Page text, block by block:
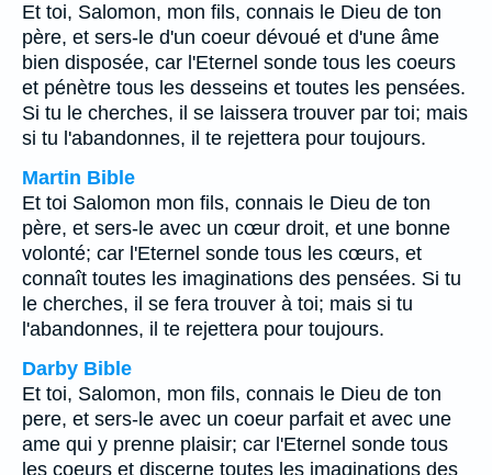
Et toi, Salomon, mon fils, connais le Dieu de ton
père, et sers-le d'un coeur dévoué et d'une âme
bien disposée, car l'Eternel sonde tous les coeurs
et pénètre tous les desseins et toutes les pensées.
Si tu le cherches, il se laissera trouver par toi; mais
si tu l'abandonnes, il te rejettera pour toujours.
Martin Bible
Et toi Salomon mon fils, connais le Dieu de ton
père, et sers-le avec un cœur droit, et une bonne
volonté; car l'Eternel sonde tous les cœurs, et
connaît toutes les imaginations des pensées. Si tu
le cherches, il se fera trouver à toi; mais si tu
l'abandonnes, il te rejettera pour toujours.
Darby Bible
Et toi, Salomon, mon fils, connais le Dieu de ton
pere, et sers-le avec un coeur parfait et avec une
ame qui y prenne plaisir; car l'Eternel sonde tous
les coeurs et discerne toutes les imaginations des